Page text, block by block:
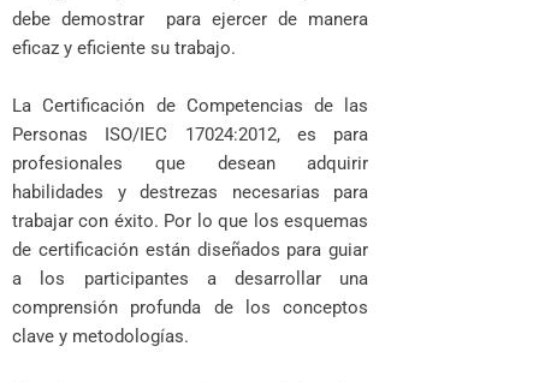
debe demostrar para ejercer de manera
eficaz y eficiente su trabajo.
La Certificación de Competencias de las
Personas ISO/IEC 17024:2012, es para
profesionales que desean adquirir
habilidades y destrezas necesarias para
trabajar con éxito. Por lo que los esquemas
de certificación están diseñados para guiar
a los participantes a desarrollar una
comprensión profunda de los conceptos
clave y metodologías.